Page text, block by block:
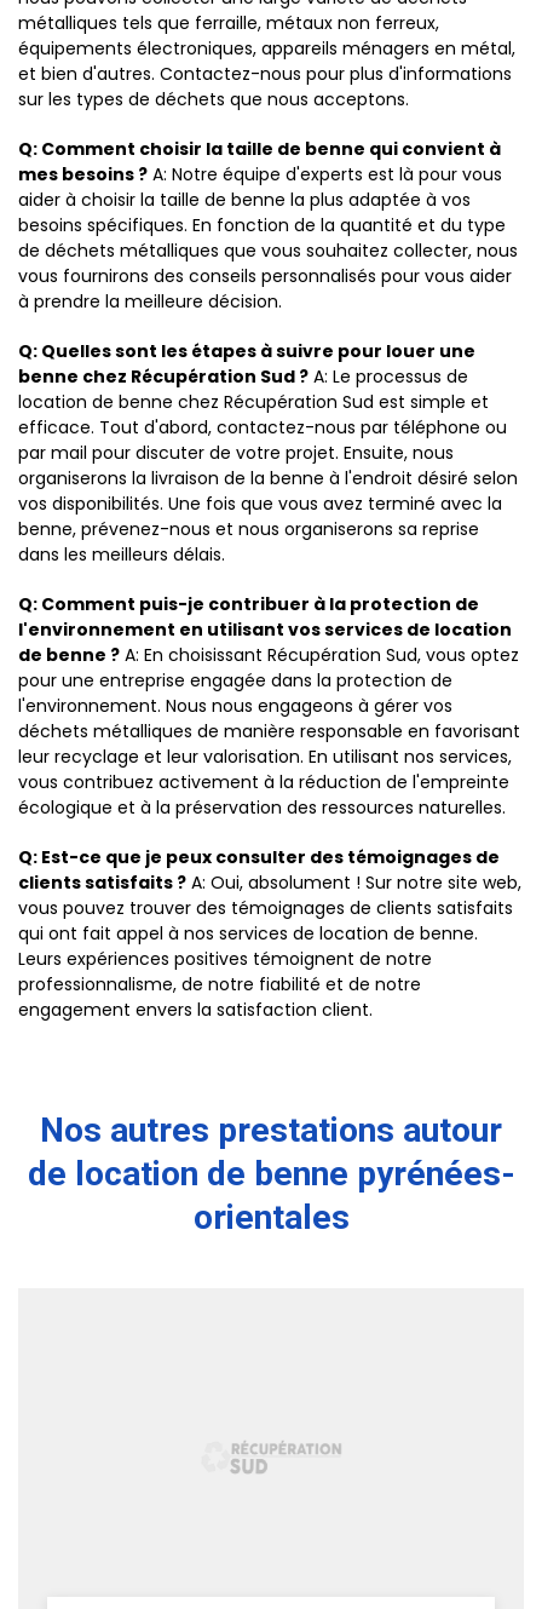
métalliques tels que ferraille, métaux non ferreux,
équipements électroniques, appareils ménagers en métal,
et bien d'autres. Contactez-nous pour plus d'informations
sur les types de déchets que nous acceptons.
Q: Comment choisir la taille de benne qui convient à
mes besoins ? A: Notre équipe d'experts est là pour vous
aider à choisir la taille de benne la plus adaptée à vos
besoins spécifiques. En fonction de la quantité et du type
de déchets métalliques que vous souhaitez collecter, nous
vous fournirons des conseils personnalisés pour vous aider
à prendre la meilleure décision.
Q: Quelles sont les étapes à suivre pour louer une
benne chez Récupération Sud ? A: Le processus de
location de benne chez Récupération Sud est simple et
efficace. Tout d'abord, contactez-nous par téléphone ou
par mail pour discuter de votre projet. Ensuite, nous
organiserons la livraison de la benne à l'endroit désiré selon
vos disponibilités. Une fois que vous avez terminé avec la
benne, prévenez-nous et nous organiserons sa reprise
dans les meilleurs délais.
Q: Comment puis-je contribuer à la protection de
l'environnement en utilisant vos services de location
de benne ? A: En choisissant Récupération Sud, vous optez
pour une entreprise engagée dans la protection de
l'environnement. Nous nous engageons à gérer vos
déchets métalliques de manière responsable en favorisant
leur recyclage et leur valorisation. En utilisant nos services,
vous contribuez activement à la réduction de l'empreinte
écologique et à la préservation des ressources naturelles.
Q: Est-ce que je peux consulter des témoignages de
clients satisfaits ? A: Oui, absolument ! Sur notre site web,
vous pouvez trouver des témoignages de clients satisfaits
qui ont fait appel à nos services de location de benne.
Leurs expériences positives témoignent de notre
professionnalisme, de notre fiabilité et de notre
engagement envers la satisfaction client.
Nos autres prestations autour
de location de benne pyrénées-
orientales